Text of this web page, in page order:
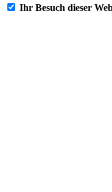
Ihr Besuch dieser